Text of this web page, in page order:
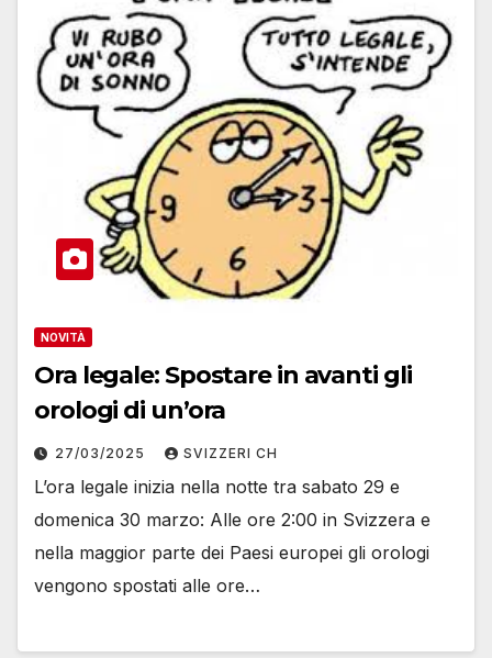
NOVITÀ
Ora legale: Spostare in avanti gli
orologi di un’ora
27/03/2025 SVIZZERI CH
L’ora legale inizia nella notte tra sabato 29 e
domenica 30 marzo: Alle ore 2:00 in Svizzera e
nella maggior parte dei Paesi europei gli orologi
vengono spostati alle ore…